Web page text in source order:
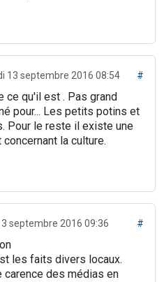
13 septembre 2016 08:54 #
ce qu'il est . Pas grand
pour... Les petits potins et
Pour le reste il existe une
la culture.
septembre 2016 09:36 #
les faits divers locaux.
carence des médias en